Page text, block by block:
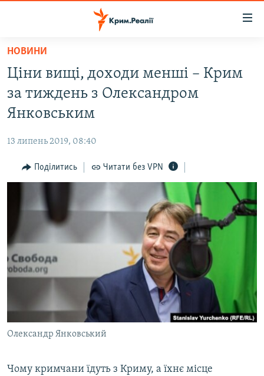
Перейти
основного
матеріалу
Перейти
до
основної
Перейти
до
ВОДА.КРИМ
ВІДЕО ТА ФОТО
БЛОГИ
ПОГЛЯД
ВСЕ ЗА ДЕНЬ
СПЕЦПРОЕКТИ
ДЕПОРТАЦІЯ
ВІДЕОУРОКИ «ELIFBE»
СВІДЧЕННЯ ОКУПАЦІЇ
УКРАЇНСЬКА ПРОБЛЕМА КРИМУ
ІНФОГРАФІКА
ЯК ОБІЙТИ БЛОКУВАННЯ
Qırımtatar
ДОЛУЧАЙСЯ!
НОВИНИ
Ціни вищі, доходи менші – Крим
за тиждень з Олександром
Янковським
13 липень 2019, 08:40
Поділитись Читати без VPN
Олександр Янковський
Чому кримчани їдуть з Криму, а їхнє місце